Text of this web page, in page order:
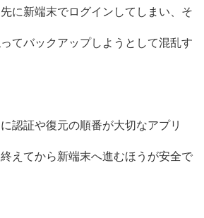
に新端末でログインしてしまい、そ
てバックアップしようとして混乱す
認証や復元の順番が大切なアプリ
えてから新端末へ進むほうが安全で